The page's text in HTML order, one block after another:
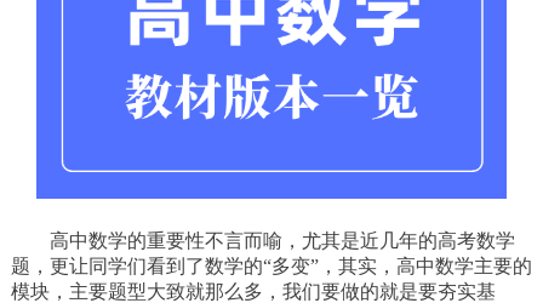
高中数学的重要性不言而喻，尤其是近几年的高考数学
题，更让同学们看到了数学的“多变”，其实，高中数学主要的
模块，主要题型大致就那么多，我们要做的就是要夯实基